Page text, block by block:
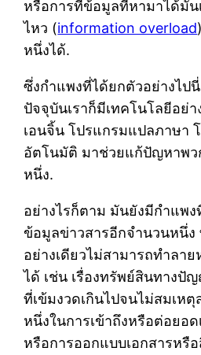
หรือการที่ข้อมูลที่หามาได้มัน
ไหว (information overload
หนึ่งได้.
ซึ่งกำแพงที่ได้ยกตัวอย่างไป
ปัจจุบันเราก็มีเทคโนโลยีอย่า
เอนจิ้น โปรแกรมแปลภาษา
อัตโนมัติ มาช่วยแก้ปัญหาพว
หนึ่ง.
อย่างไรก็ตาม มันยังมีกำแพง
ข้อมูลข่าวสารอีกจำนวนหนึ่ง
อย่างเดียวไม่สามารถทำลา
ได้ เช่น เรื่องทรัพย์สินทางปั
ที่เข้มงวดเกินไปจนไม่สมเห
หนึ่งในการเข้าถึงหรือต่อยอ
หรือการออกแบบเอกสารหรื